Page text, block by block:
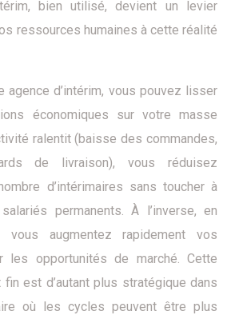
bien utilisé, devient un levier
ressources humaines à cette réalité
agence d’intérim, vous pouvez lisser
économiques sur votre masse
ralentit (baisse des commandes,
de livraison), vous réduisez
d’intérimaires sans toucher à
permanents. À l’inverse, en
augmentez rapidement vos
les opportunités de marché. Cette
fin est d’autant plus stratégique dans
où les cycles peuvent être plus